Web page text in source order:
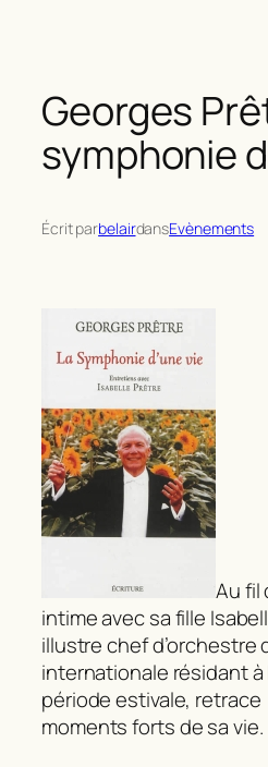
Georges
symphonie
Écrit parbelairdansEvènements
Au fil
intime avec sa fille
illustre chef d’orchestre
internationale résidant à
période estivale,
moments forts de sa vie.